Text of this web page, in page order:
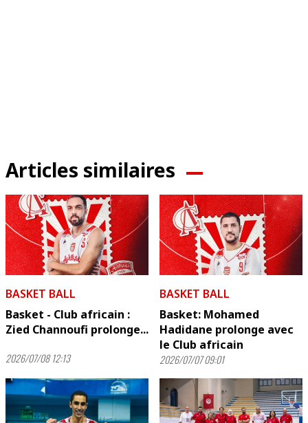
Articles similaires
BASKET BALL
Basket - Club africain :
Zied Channoufi prolonge...
2026/07/08 12:13
BASKET BALL
Basket: Mohamed
Hadidane prolonge avec
le Club africain
2026/07/07 09:01